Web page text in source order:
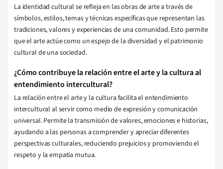
La identidad cultural se refleja en las obras de arte a través de
símbolos, estilos, temas y técnicas específicas que representan las
tradiciones, valores y experiencias de una comunidad. Esto permite
que el arte actúe como un espejo de la diversidad y el patrimonio
cultural de una sociedad.
¿Cómo contribuye la relación entre el arte y la cultura al
entendimiento intercultural?
La relación entre el arte y la cultura facilita el entendimiento
intercultural al servir como medio de expresión y comunicación
universal. Permite la transmisión de valores, emociones e historias,
ayudando a las personas a comprender y apreciar diferentes
perspectivas culturales, reduciendo prejuicios y promoviendo el
respeto y la empatía mutua.